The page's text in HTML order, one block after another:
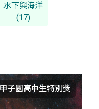
水下與海洋
(17)
甲子園高中生特別獎